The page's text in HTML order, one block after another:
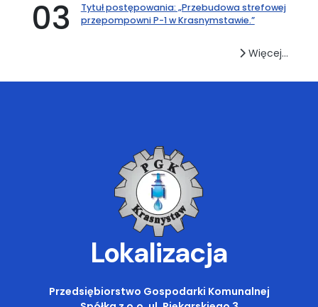
Tytuł postępowania: „Przebudowa strefowej
przepompowni P-1 w Krasnymstawie.”
Więcej…
Lokalizacja
Przedsiębiorstwo Gospodarki Komunalnej